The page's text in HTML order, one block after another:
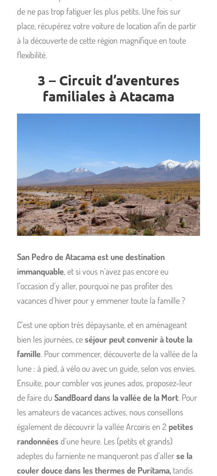
de ne pas trop fatiguer les plus petits. Une fois sur
place, récupérez votre voiture de location afin de partir
à la découverte de cette région magnifique en toute
flexibilité.
3 – Circuit d’aventures
familiales à Atacama
San Pedro de Atacama est une destination
immanquable, et si vous n’avez pas encore eu
l’occasion d’y aller, pourquoi ne pas profiter des
vacances d’hiver pour y emmener toute la famille ?
C’est une option très dépaysante, et en aménageant
bien les journées, ceséjour peut convenir à toute la
famille. Pour commencer, découverte de la vallée de la
lune : à pied, à vélo ou avec un guide, selon vos envies.
Ensuite, pour combler vos jeunes ados, proposez-leur
de faire du SandBoard dans la vallée de la Mort. Pour
les amateurs de vacances actives, nous conseillons
également de découvrir la vallée Arcoiris en 2 petites
randonnées d’une heure. Les (petits et grands)
adeptes du farniente ne manqueront pas d’allerse la
couler douce dans les thermes de Puritama, tandis